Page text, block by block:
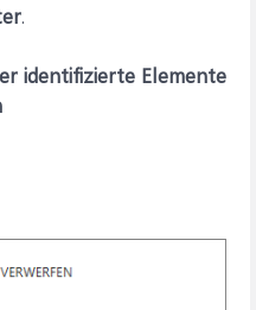
.
identifizierte Elemente